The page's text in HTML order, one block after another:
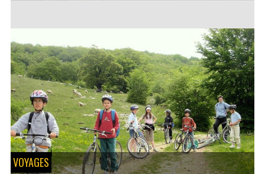
EN
ISRAËL
:
QUE
FAUT-
IL
CONNAÎTRE
?
VOYAGES